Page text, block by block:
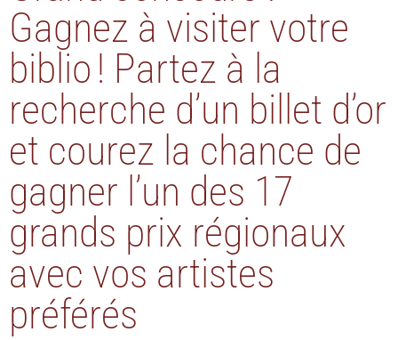
Gagnez à visiter votre
biblio ! Partez à la
recherche d’un billet d’or
et courez la chance de
gagner l’un des 17
grands prix régionaux
avec vos artistes
préférés